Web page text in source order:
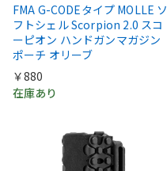
FMA G-CODEタイプ MOLLE ソ
フトシェル Scorpion 2.0 スコ
ーピオン ハンドガンマガジン
ポーチ オリーブ
￥880
在庫あり